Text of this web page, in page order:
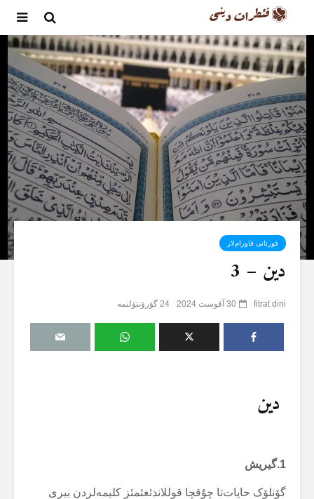
قورئانی قاورام‌لار
دین – 3
fitrat dini 30 آقوست 2024 24 گؤرۆنتۆلنمە
دین
1. گیریش
گۆنلۆک حایات‌تا چۇقچا قوللاندئغئمئز کلیمەلردن بیری